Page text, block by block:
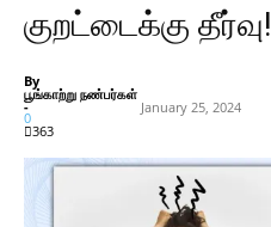
குறட்டைக்கு தீர்வு!
By
பூங்காற்று நண்பர்கள்
- January 25, 2024
0
363